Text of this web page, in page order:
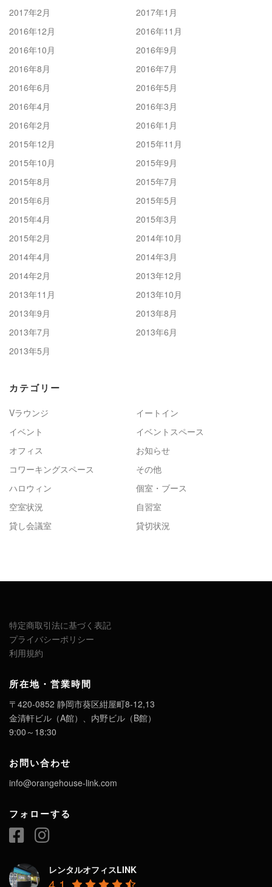
2017年2月
2017年1月
2016年12月
2016年11月
2016年10月
2016年9月
2016年8月
2016年7月
2016年6月
2016年5月
2016年4月
2016年3月
2016年2月
2016年1月
2015年12月
2015年11月
2015年10月
2015年9月
2015年8月
2015年7月
2015年6月
2015年5月
2015年4月
2015年3月
2015年2月
2014年10月
2014年4月
2014年3月
2014年2月
2013年12月
2013年11月
2013年10月
2013年9月
2013年8月
2013年7月
2013年6月
2013年5月
カテゴリー
Vラウンジ
イートイン
イベント
イベントスペース
オフィス
お知らせ
コワーキングスペース
その他
ハロウィン
個室・ブース
空室状況
自習室
貸し会議室
貸切状況
特定商取引法に基づく表記
プライバシーポリシー
利用規約
所在地・営業時間
〒420-0852 静岡市葵区紺屋町8-12,13
金清軒ビル（A館）、内野ビル（B館）
9:00～18:30
お問い合わせ
info@orangehouse-link.com
フォローする
レンタルオフィスLINK